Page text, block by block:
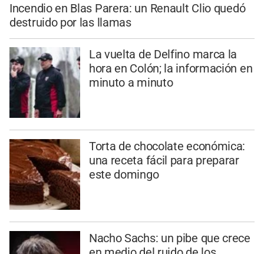
Incendio en Blas Parera: un Renault Clio quedó
destruido por las llamas
La vuelta de Delfino marca la
hora en Colón; la información en
minuto a minuto
Torta de chocolate económica:
una receta fácil para preparar
este domingo
Nacho Sachs: un pibe que crece